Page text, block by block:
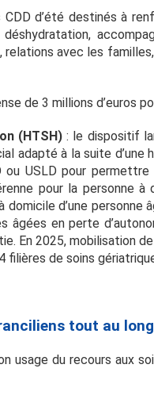
d’été destinés à
relations avec les
de 3 millions d’euros
(HTSH) : le dispositif
adapté à la suite d’une
USLD pour
pour la personne à
d’une personne
âgées en perte
En 2025, mobilisation
filières de soins
tout au long
usage du recours aux